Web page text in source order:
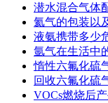
潜水混合气体
氦气的包装以
液氨携带多少
氩气在生活中
惰性六氟化硫
回收六氟化硫
VOCs燃烧后